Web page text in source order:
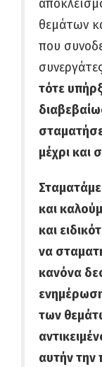
θεμάτων
που
τότε
μέχρι και
και
και
να
κανόνα
των
αυτήν την